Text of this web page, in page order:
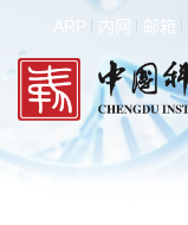
ARP 内网 邮箱